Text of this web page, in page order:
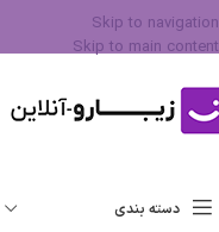
Skip to navigation
Skip to main content
دسته بندی